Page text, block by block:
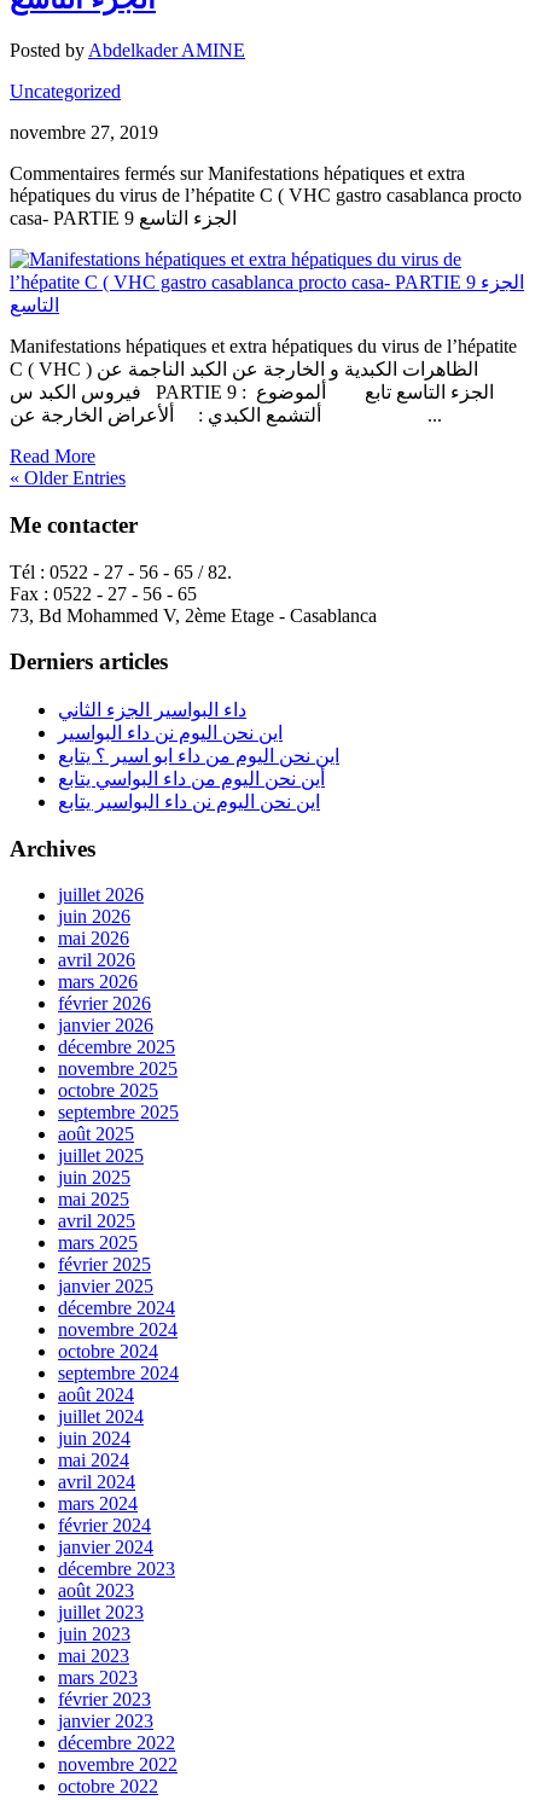
Posted by Abdelkader AMINE
Uncategorized
novembre 27, 2019
Commentaires fermés sur Manifestations hépatiques et extra
hépatiques du virus de l’hépatite C ( VHC gastro casablanca procto
casa- PARTIE 9 الجزء التاسع
Manifestations hépatiques et extra hépatiques du virus de l’hépatite
C ( VHC ) الظاهرات الكبدية و الخارجة عن الكبد الناجمة عن
فيروس الكبد س PARTIE 9 الجزء التاسع تابع ألموضوع :
ألتشمع الكبدي : ألأعراض الخارجة عن...
Read More
« Older Entries
Me contacter
Tél : 0522 - 27 - 56 - 65 / 82.
Fax : 0522 - 27 - 56 - 65
73, Bd Mohammed V, 2ème Etage - Casablanca
Derniers articles
داء البواسير الجزء الثاني
اين نحن اليوم نن داء البواسير
اين نحن اليوم من داء ابو اسير ؟ يتابع
أين نحن اليوم من داء البواسي يتابع
اين نحن اليوم نن داء البواسير يتابع
Archives
juillet 2026
juin 2026
mai 2026
avril 2026
mars 2026
février 2026
janvier 2026
décembre 2025
novembre 2025
octobre 2025
septembre 2025
août 2025
juillet 2025
juin 2025
mai 2025
avril 2025
mars 2025
février 2025
janvier 2025
décembre 2024
novembre 2024
octobre 2024
septembre 2024
août 2024
juillet 2024
juin 2024
mai 2024
avril 2024
mars 2024
février 2024
janvier 2024
décembre 2023
août 2023
juillet 2023
juin 2023
mai 2023
mars 2023
février 2023
janvier 2023
décembre 2022
novembre 2022
octobre 2022